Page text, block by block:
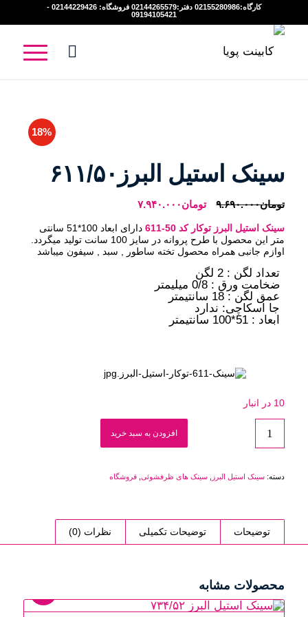
کارگاه:02155280986 دفتر:02144265579 فروشگاه: 02144229426 -
09194105421
18%
سینک استیل البرز۶۱۱/۵۰
تومان۹.۶۹۰.۰۰۰
قیمت
تومان۹.۶۹۰.۰۰۰
بود.
تومان۷.۹۴۰.۰۰۰قیمت
تومان۷.۹۴۰.۰۰۰.
سینک استیل البرز توکار کد 50-611
دارای ابعاد 100*51 سانتی
متر این محصول با طرح پروانه در سایز 100 سانت تولید میگردد.
اوازم جانبی همراه محصول تخته ساطور , سبد , سیفون میباشد
تعداد لگن : 2 لگن
ضخامت ورق : 0/8 میلیمتر
عمق لگن : 18 سانتیمتر
جا اسکاچی: ندارد
ابعاد : 51*100 سانتیمتر
10 در انبار
افزودن به سبد خرید
دسته: سینک استیل البرز سینک های ظرفشوئی, فروشگاه
توضیحات توضیحات تکمیلی نظرات (0)
محصولات مشابه